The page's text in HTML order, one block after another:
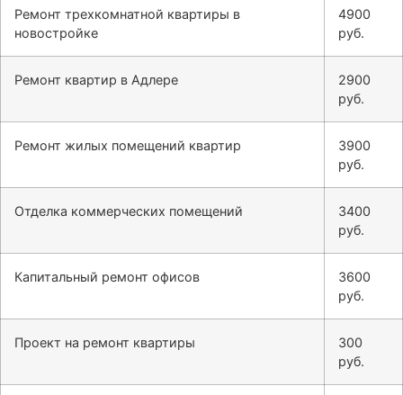
Ремонт трехкомнатной квартиры в
новостройке
4900
руб.
Ремонт квартир в Адлере
2900
руб.
Ремонт жилых помещений квартир
3900
руб.
Отделка коммерческих помещений
3400
руб.
Капитальный ремонт офисов
3600
руб.
Проект на ремонт квартиры
300
руб.